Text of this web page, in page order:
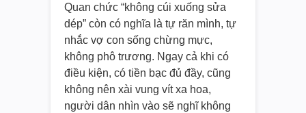
Quan chức “không cúi xuống sửa
dép” còn có nghĩa là tự răn mình, tự
nhắc vợ con sống chừng mực,
không phô trương. Ngay cả khi có
điều kiện, có tiền bạc đủ đầy, cũng
không nên xài vung vít xa hoa,
người dân nhìn vào sẽ nghĩ không